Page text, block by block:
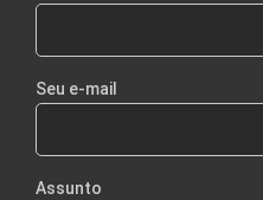
Seu e-mail
Assunto